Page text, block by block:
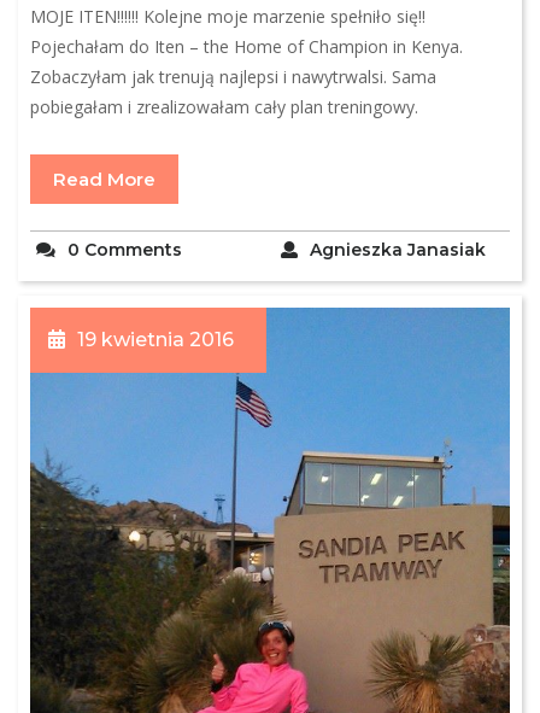
MOJE ITEN!!!!!! Kolejne moje marzenie spełniło się!!
Pojechałam do Iten – the Home of Champion in Kenya.
Zobaczyłam jak trenują najlepsi i nawytrwalsi. Sama
pobiegałam i zrealizowałam cały plan treningowy.
Read More
Agnieszka Janasiak
0 Comments
19 kwietnia 2016